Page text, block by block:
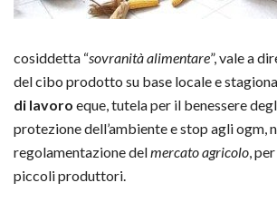
cosiddetta “sovranità alimentare”, vale a
del cibo prodotto su base locale e
di lavoro eque, tutela per il benessere
protezione dell’ambiente e stop agli ogm,
regolamentazione delmercato agricolo ,
piccoli produttori.